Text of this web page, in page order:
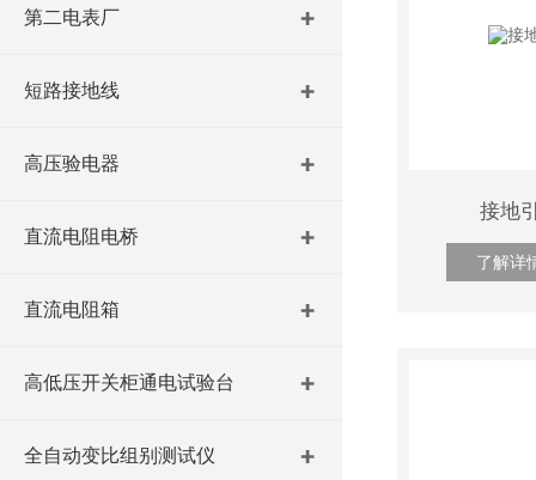
第二电表厂
短路接地线
高压验电器
直流电阻电桥
直流电阻箱
高低压开关柜通电试验台
全自动变比组别测试仪
接地
了解详